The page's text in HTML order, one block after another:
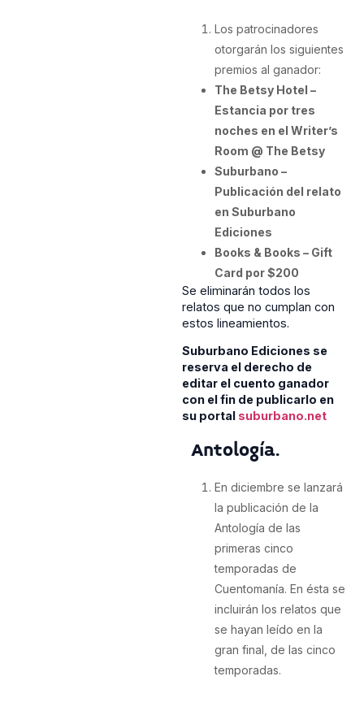
Los patrocinadores
otorgarán los siguientes
premios al ganador:
The Betsy Hotel –
Estancia por tres
noches en el Writer’s
Room @ The Betsy
Suburbano –
Publicación del relato
en Suburbano
Ediciones
Books & Books – Gift
Card por $200
Se eliminarán todos los
relatos que no cumplan con
estos lineamientos.
Suburbano Ediciones se
reserva el derecho de
editar el cuento ganador
con el fin de publicarlo en
su portal suburbano.net
Antología.
En diciembre se lanzará
la publicación de la
Antología de las
primeras cinco
temporadas de
Cuentomanía. En ésta se
incluirán los relatos que
se hayan leído en la
gran final, de las cinco
temporadas.